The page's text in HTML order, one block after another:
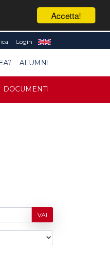
Accetta!
Login
ALUMNI
DOCUMENTI
VAI